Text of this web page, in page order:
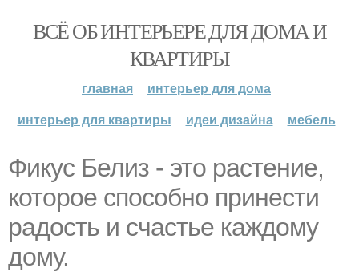
ВСЁ ОБ ИНТЕРЬЕРЕ ДЛЯ ДОМА И
КВАРТИРЫ
главная
интерьер для дома
интерьер для квартиры
идеи дизайна мебель
Фикус Белиз - это растение,
которое способно принести
радость и счастье каждому
дому.